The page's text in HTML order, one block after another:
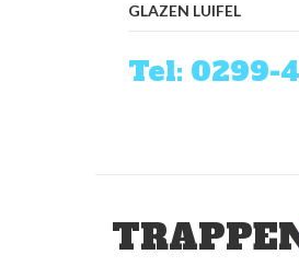
GLAZEN LUIFEL
Tel: 0299-